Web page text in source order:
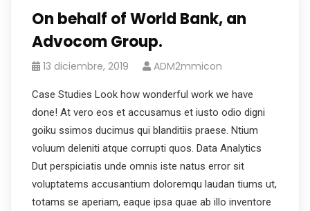
On behalf of World Bank, an
Advocom Group.
13 diciembre, 2019 ADM2mmicon
Case Studies Look how wonderful work we have
done! At vero eos et accusamus et iusto odio digni
goiku ssimos ducimus qui blanditiis praese. Ntium
voluum deleniti atque corrupti quos. Data Analytics
Dut perspiciatis unde omnis iste natus error sit
voluptatems accusantium doloremqu laudan tiums ut,
totams se aperiam, eaque ipsa quae ab illo inventore